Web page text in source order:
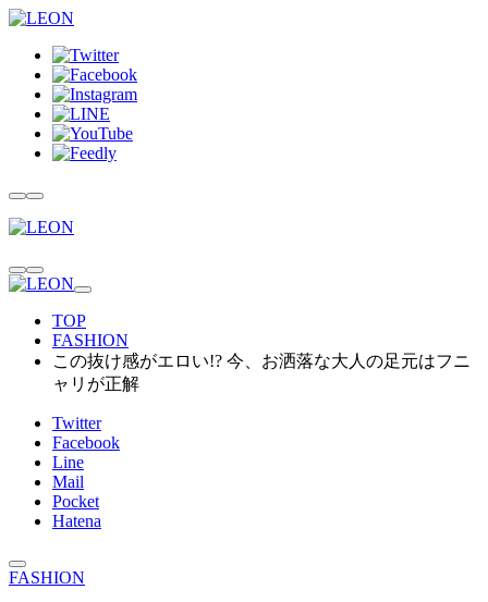
TOP
FASHION
この抜け感がエロい!? 今、お洒落な大人の足元はフニ
ャリが正解
Twitter
Facebook
Line
Mail
Pocket
Hatena
FASHION